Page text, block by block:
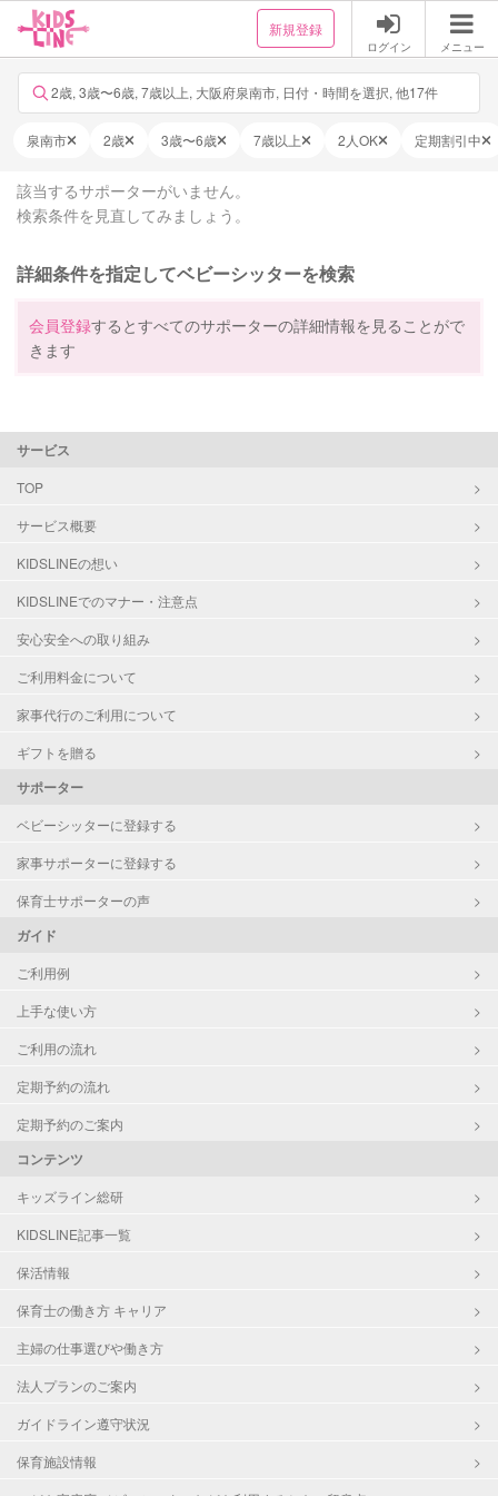
新規登録
ログイン メニュー
2歳, 3歳〜6歳, 7歳以上, 大阪府泉南市, 日付・時間を選択, 他17件
泉南市 2歳 3歳〜6歳 7歳以上 2人OK 定期割引中
該当するサポーターがいません。
検索条件を見直してみましょう。
詳細条件を指定してベビーシッターを検索
会員登録するとすべてのサポーターの詳細情報を見ることがで
きます
サービス
TOP
サービス概要
KIDSLINEの想い
KIDSLINEでのマナー・注意点
安心安全への取り組み
ご利用料金について
家事代行のご利用について
ギフトを贈る
サポーター
ベビーシッターに登録する
家事サポーターに登録する
保育士サポーターの声
ガイド
ご利用例
上手な使い方
ご利用の流れ
定期予約の流れ
定期予約のご案内
コンテンツ
キッズライン総研
KIDSLINE記事一覧
保活情報
保育士の働き方 キャリア
主婦の仕事選びや働き方
法人プランのご案内
ガイドライン遵守状況
保育施設情報